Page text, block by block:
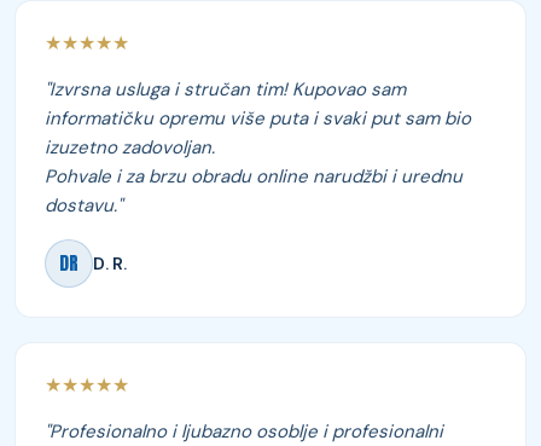
★★★★★
"Izvrsna usluga i stručan tim! Kupovao sam
informatičku opremu više puta i svaki put sam bio
izuzetno zadovoljan.
Pohvale i za brzu obradu online narudžbi i urednu
dostavu."
DR D. R.
★★★★★
"Profesionalno i ljubazno osoblje i profesionalni